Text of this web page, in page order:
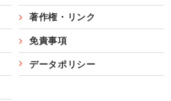
著作権・リンク
免責事項
データポリシー